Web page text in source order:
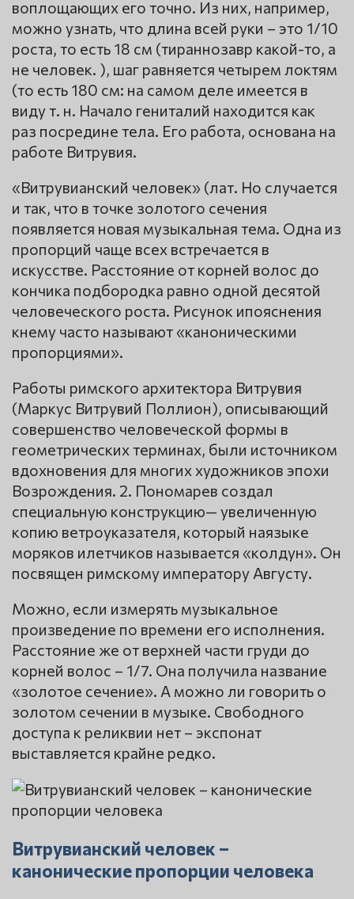
воплощающих его точно. Из них, например,
можно узнать, что длина всей руки – это 1/10
роста, то есть 18 см (тираннозавр какой-то, а
не человек. ), шаг равняется четырем локтям
(то есть 180 см: на самом деле имеется в
виду т. н. Начало гениталий находится как
раз посредине тела. Его работа, основана на
работе Витрувия.
«Витрувианский человек» (лат. Но случается
и так, что в точке золотого сечения
появляется новая музыкальная тема. Одна из
пропорций чаще всех встречается в
искусстве. Расстояние от корней волос до
кончика подбородка равно одной десятой
человеческого роста. Рисунок ипояснения
кнему часто называют «каноническими
пропорциями».
Работы римского архитектора Витрувия
(Маркус Витрувий Поллион), описывающий
совершенство человеческой формы в
геометрических терминах, были источником
вдохновения для многих художников эпохи
Возрождения. 2. Пономарев создал
специальную конструкцию— увеличенную
копию ветроуказателя, который наязыке
моряков илетчиков называется «колдун». Он
посвящен римскому императору Августу.
Можно, если измерять музыкальное
произведение по времени его исполнения.
Расстояние же от верхней части груди до
корней волос – 1/7. Она получила название
«золотое сечение». А можно ли говорить о
золотом сечении в музыке. Свободного
доступа к реликвии нет – экспонат
выставляется крайне редко.
Витрувианский человек –
канонические пропорции человека